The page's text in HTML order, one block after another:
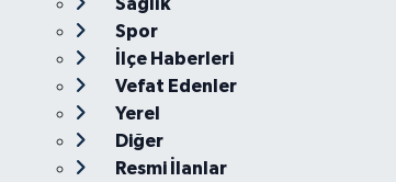
Sağlık
Spor
İlçe Haberleri
Vefat Edenler
Yerel
Diğer
Resmi İlanlar